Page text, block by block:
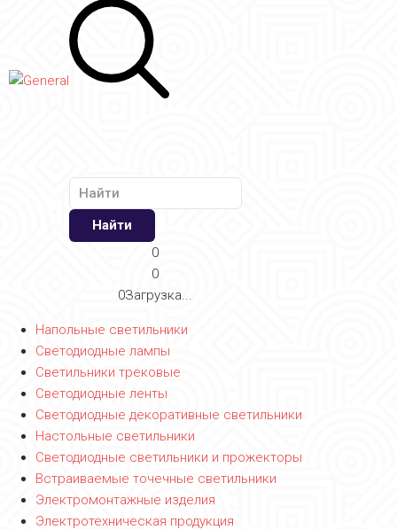
Найти
0
0
0Загрузка...
Напольные светильники
Светодиодные лампы
Светильники трековые
Светодиодные ленты
Светодиодные декоративные светильники
Настольные светильники
Светодиодные светильники и прожекторы
Встраиваемые точечные светильники
Электромонтажные изделия
Электротехническая продукция